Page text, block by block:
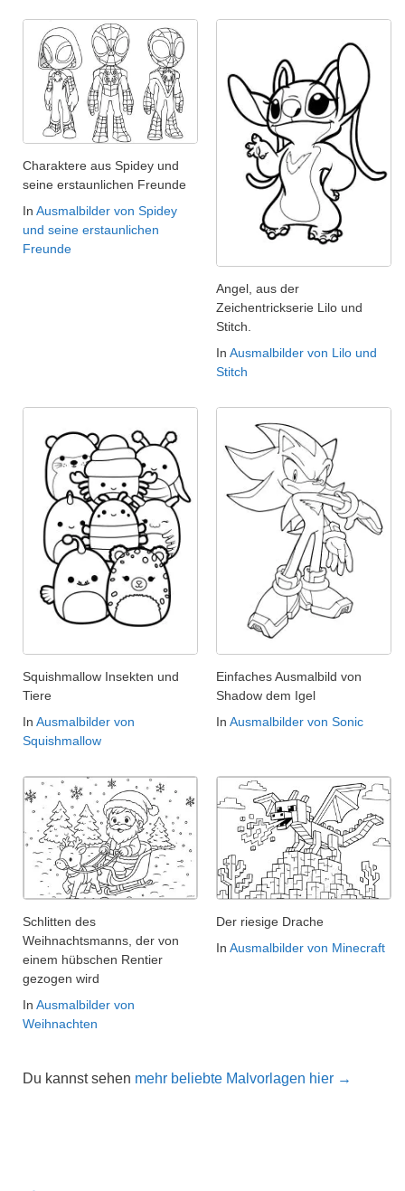
Charaktere aus Spidey und
seine erstaunlichen Freunde
In Ausmalbilder von Spidey
und seine erstaunlichen
Freunde
Angel, aus der
Zeichentrickserie Lilo und
Stitch.
In Ausmalbilder von Lilo und
Stitch
Squishmallow Insekten und
Tiere
In Ausmalbilder von
Squishmallow
Einfaches Ausmalbild von
Shadow dem Igel
In Ausmalbilder von Sonic
Schlitten des
Weihnachtsmanns, der von
einem hübschen Rentier
gezogen wird
In Ausmalbilder von
Weihnachten
Der riesige Drache
In Ausmalbilder von Minecraft
Du kannst sehen mehr beliebte Malvorlagen hier →